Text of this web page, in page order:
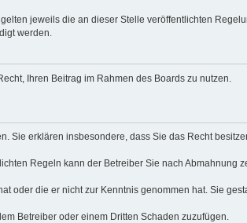
jeweils die an dieser Stelle veröffentlichten
werden.
Ihren Beitrag im Rahmen des Boards zu nutzen.
Sie erklären insbesondere, dass Sie das Recht
Regeln kann der Betreiber Sie nach Abmahnung
oder die er nicht zur Kenntnis genommen hat. Sie
Betreiber oder einem Dritten Schaden zuzufügen.